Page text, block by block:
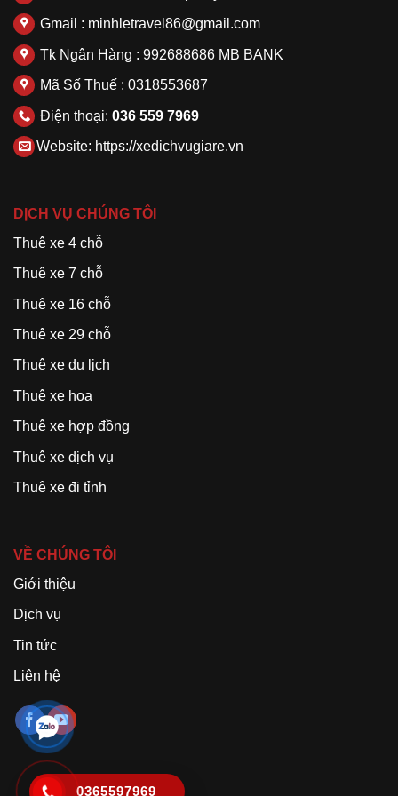
Gmail : minhletravel86@gmail.com
Tk Ngân Hàng : 992688686 MB BANK
Mã Số Thuế : 0318553687
Điện thoại: 036 559 7969
Website: https://xedichvugiare.vn
DỊCH VỤ CHÚNG TÔI
Thuê xe 4 chỗ
Thuê xe 7 chỗ
Thuê xe 16 chỗ
Thuê xe 29 chỗ
Thuê xe du lịch
Thuê xe hoa
Thuê xe hợp đồng
Thuê xe dịch vụ
Thuê xe đi tỉnh
VỀ CHÚNG TÔI
Giới thiệu
Dịch vụ
Tin tức
Liên hệ
0365597969